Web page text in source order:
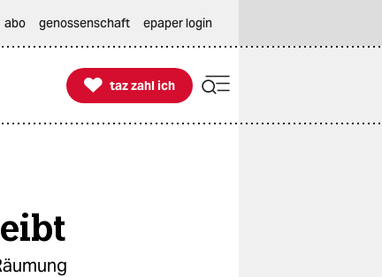
abo genossenschaft epaper login

taz zahl ich
taz zahl ich